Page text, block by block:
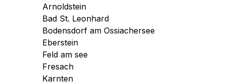
Arnoldstein
Bad St. Leonhard
Bodensdorf am Ossiachersee
Eberstein
Feld am see
Fresach
Karnten